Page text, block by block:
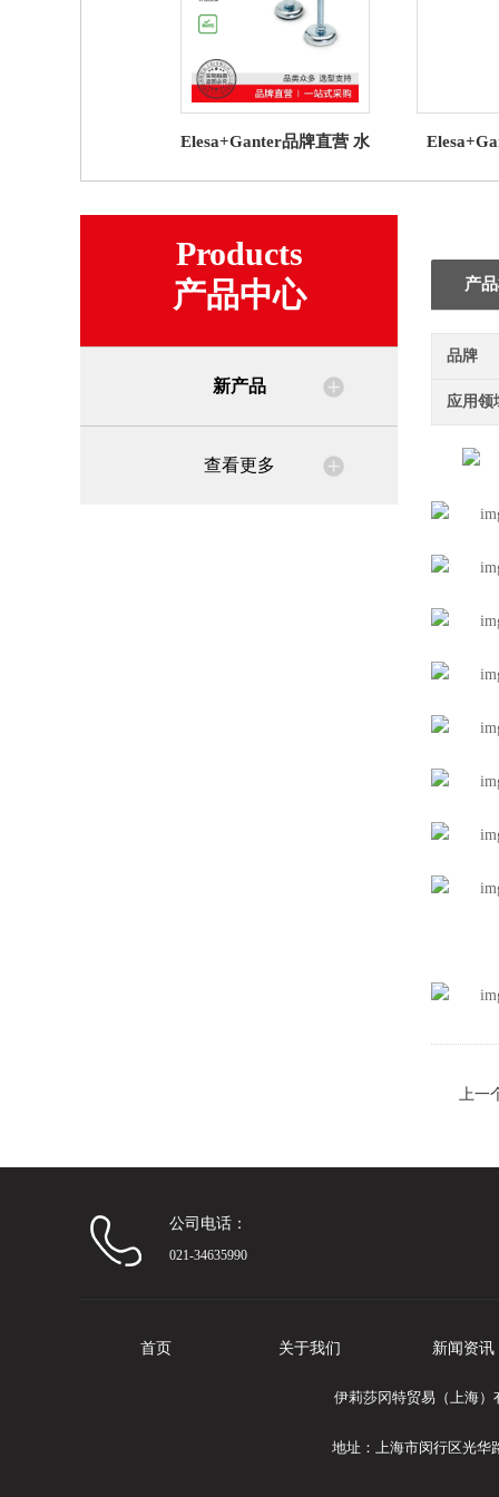
Elesa+Ganter品牌直营 水
脚 带橡胶垫（1）
CKE 的
Products
产品中心
新产品
查看更多
产
品牌
应用领
上一
公司电话：
021-34635990
首页 关于我们 新闻资讯
伊莉莎冈特贸易（上海）
地址：上海市闵行区光